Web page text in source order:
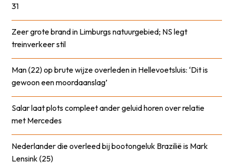
31
Zeer grote brand in Limburgs natuurgebied; NS legt
treinverkeer stil
Man (22) op brute wijze overleden in Hellevoetsluis: ‘Dit is
gewoon een moordaanslag’
Salar laat plots compleet ander geluid horen over relatie
met Mercedes
Nederlander die overleed bij bootongeluk Brazilië is Mark
Lensink (25)